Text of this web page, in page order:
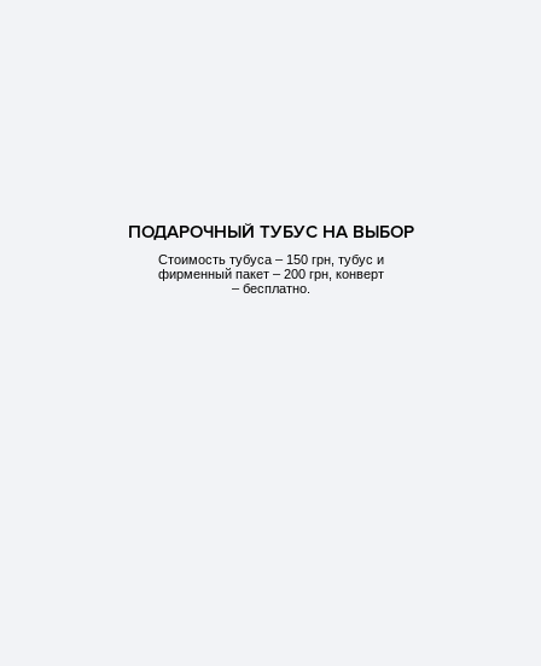
ПОДАРОЧНЫЙ ТУБУС НА ВЫБОР
Стоимость тубуса – 150 грн, тубус и
фирменный пакет – 200 грн, конверт
– бесплатно.